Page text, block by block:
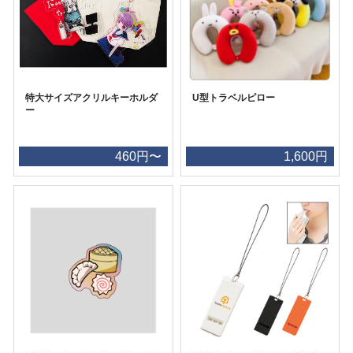
特大サイズアクリルキーホルダ
ー
460円〜
U型トラベルピロー
1,600円